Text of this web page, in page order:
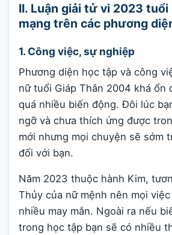
II. Luận giải tử vi 2023
mạng trên các phương
1. Công việc, sự nghiệp
Phương diện học tập và công
nữ tuổi Giáp Thân 2004 khá ổn
quá nhiều biến động. Đôi lúc
ngỡ và chưa thích ứng được
mới nhưng mọi chuyện sẽ sớm
đối với bạn.
Năm 2023 thuộc hành Kim,
Thủy của nữ mệnh nên mọi
nhiều may mắn. Ngoài ra nếu
trong học tập bạn sẽ có nhiều